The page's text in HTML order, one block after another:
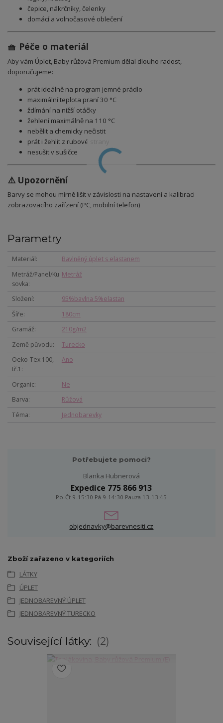
čepice, nákrčníky, čelenky
domácí a volnočasové oblečení
🧺 Péče o materiál
Aby vám Úplet, Baby růžová Premium dělal dlouho radost,
doporučujeme:
prát ideálně na program jemné prádlo
maximální teplota praní 30 °C
ždímání na nižší otáčky
žehlení maximálně na 110 °C
nebělit a chemicky nečistit
prát i žehlit z rubové strany
nesušit v sušičce
⚠️ Upozornění
Barvy se mohou mírně lišit v závislosti na nastavení a kalibraci
zobrazovacího zařízení (PC, mobilní telefon)
Parametry
Materiál
Bavlněný úplet s elastanem
Metráž/Panel/Ku
sovka
Metráž
Složení
95%bavlna 5%elastan
Šíře
180cm
Gramáž
210g/m2
Země původu
Turecko
Oeko-Tex 100,
tř.1
Ano
Organic
Ne
Barva
Růžová
Téma
Jednobarevky
Potřebujete pomoci?
Blanka Hubnerová
Expedice 775 866 913
Po-Čt 9-15:30 Pá 9-14:30 Pauza 13-13:45
objednavky@barevnesiti.cz
Zboží zařazeno v kategoriích
LÁTKY
ÚPLET
JEDNOBAREVNÝ ÚPLET
JEDNOBAREVNÝ TURECKO
Související látky: 2